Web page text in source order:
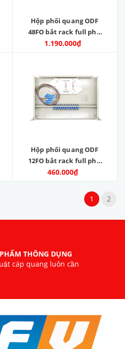
Hộp phối quang ODF
48FO bắt rack full phụ
kiện
1.190.000₫
Hộp phối quang ODF
12FO bắt rack full phụ
kiện
460.000₫
1 2
THÔNG DỤNG
cáp quang luôn cần